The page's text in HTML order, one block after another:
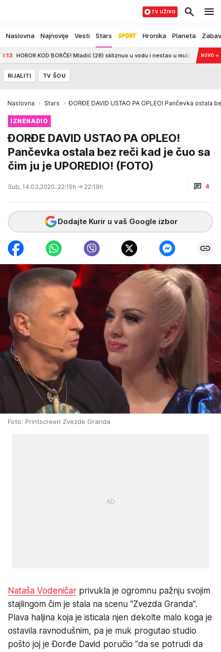
Naslovna Najnovije Vesti Stars Hronika Planeta
TV UŽIVO
KOD BORČE! Mladić (28) skliznuo u vodu i nestao u mulju: Drugovi gledaliNOVO →
RIJALITI TV ŠOU
Naslovna Stars ĐORĐE DAVID USTAO PA OPLEO! Pančevka ostala
IZNENADIO
ĐORĐE DAVID USTAO PA OPLEO!
Pančevka ostala bez reči kad je čuo sa
čim ju je UPOREDIO! (FOTO)
Sub, 14.03.2020. 22:15h → 22:19h 4
Dodajte Kurir u vaš Google izbor
Foto: Printscreen Zvezde Granda
Nataša Vodeničar privukla je ogromnu pažnju svojim
stajlingom čim je stala na scenu "Zvezda Granda".
Plava haljina koja je isticala njen dekolte malo koga je
ostavila ravnodušnim, pa je muk progutao studio
pošto joj je Đorđe David poručio "da se potrudi da